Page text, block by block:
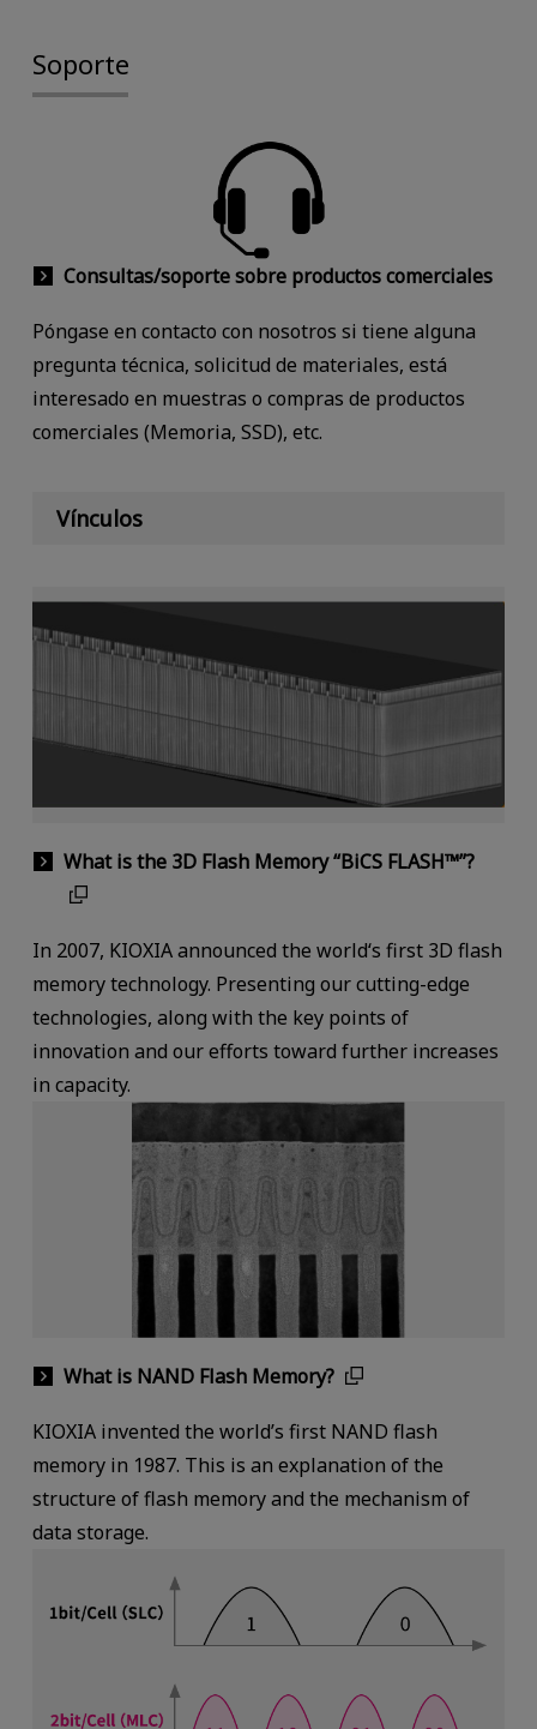
Soporte
Consultas/soporte sobre productos comerciales
Póngase en contacto con nosotros si tiene alguna
pregunta técnica, solicitud de materiales, está
interesado en muestras o compras de productos
comerciales (Memoria, SSD), etc.
Vínculos
What is the 3D Flash Memory “BiCS FLASH™”?
In 2007, KIOXIA announced the world‘s first 3D flash
memory technology. Presenting our cutting-edge
technologies, along with the key points of
innovation and our efforts toward further increases
in capacity.
What is NAND Flash Memory?
KIOXIA invented the world’s first NAND flash
memory in 1987. This is an explanation of the
structure of flash memory and the mechanism of
data storage.